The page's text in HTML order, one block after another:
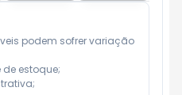
podem sofrer variação
estoque;